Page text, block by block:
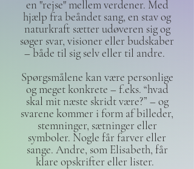
en "rejse" mellem verdener. Med
hjælp fra beåndet sang, en stav og
naturkraft sætter udøveren sig og
søger svar, visioner eller budskaber
– både til sig selv eller til andre.
Spørgsmålene kan være personlige
og meget konkrete – f.eks. “hvad
skal mit næste skridt være?” – og
svarene kommer i form af billeder,
stemninger, sætninger eller
symboler. Nogle får farver eller
sange. Andre, som Elisabeth, får
klare opskrifter eller lister.